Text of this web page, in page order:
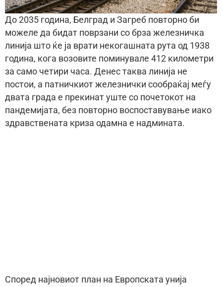
До 2035 година, Белград и Загреб повторно би
можеле да бидат поврзани со брза железничка
линија што ќе ја врати некогашната рута од 1938
година, кога возовите поминувале 412 километри
за само четири часа. Денес таква линија не
постои, а патничкиот железнички сообраќај меѓу
двата града е прекинат уште со почетокот на
пандемијата, без повторно воспоставување иако
здравствената криза одамна е надмината.
Според најновиот план на Европската унија